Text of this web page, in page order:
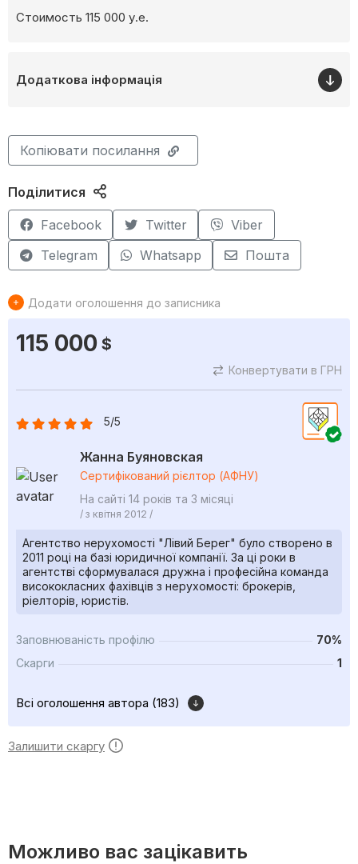
Стоимость 115 000 у.е.
Додаткова інформація
Копіювати посилання
Поділитися
Facebook Twitter
Viber
Telegram
Whatsapp Пошта
Додати оголошення до записника
115 000 $
Конвертувати в ГРН
5/5
Жанна Буяновская
Сертифікований рієлтор (АФНУ)
На сайті 14 років та 3 місяці
/ з квітня 2012 /
Агентство нерухомості "Лівий Берег" було створено в
2011 році на базі юридичної компанії. За ці роки в
агентстві сформувалася дружна і професійна команда
висококласних фахівців з нерухомості: брокерів,
ріелторів, юристів.
Заповнюваність профілю
70%
Скарги
1
Всі оголошення автора (183)
Залишити скаргу
Можливо вас зацікавить